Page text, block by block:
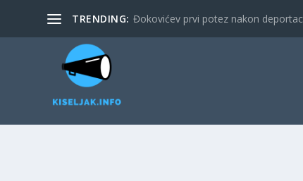
TRENDING: Đokovićev prvi potez nakon